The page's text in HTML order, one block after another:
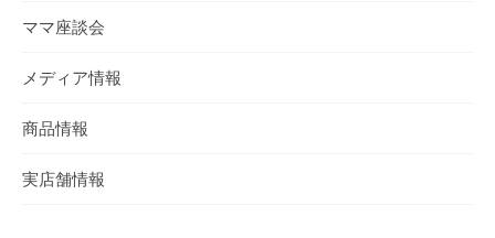
ママ座談会
メディア情報
商品情報
実店舗情報